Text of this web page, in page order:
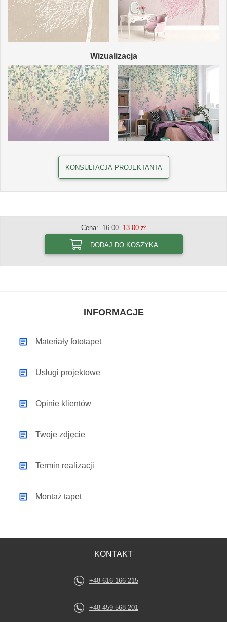
Wizualizacja
KONSULTACJA PROJEKTANTA
Cena: 16.00 13.00 zł
DODAJ DO KOSZYKA
INFORMACJE
Materiały fototapet
Usługi projektowe
Opinie klientów
Twoje zdjęcie
Termin realizacji
Montaż tapet
KONTAKT
+48 616 166 215
+48 459 568 201